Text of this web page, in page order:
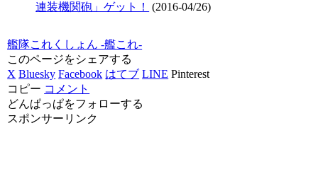
連装機関砲」ゲット！
(2016-04/26)
艦隊これくしょん -艦これ-
このページをシェアする
X Bluesky Facebook はてブ LINE Pinterest
コピー コメント
どんぱっぱをフォローする
スポンサーリンク